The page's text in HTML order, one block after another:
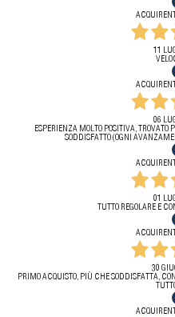
11
06
ESPERIENZA MOLTO POSITIVA, TROVATO
SODDISFATTO (OGNI
01
TUTTO REGOLARE E
30
PRIMO ACQUISTO, PIÙ CHE SODDISFATTA,